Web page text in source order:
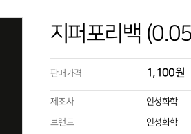
지퍼포리백
판매가격 1,100원
제조사 인성화학
브랜드 인성화학